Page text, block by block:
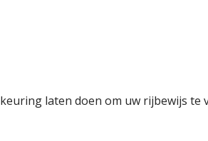
laten doen om uw rijbewijs